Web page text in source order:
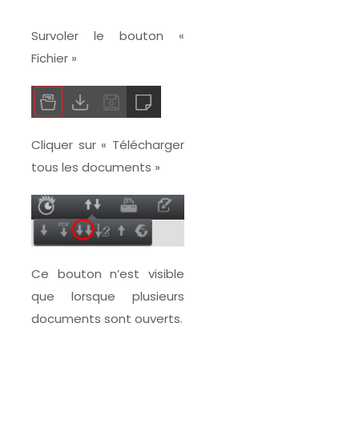
Survoler le bouton «
Fichier »
Cliquer sur « Télécharger
tous les documents »
Ce bouton n’est visible
que lorsque plusieurs
documents sont ouverts.